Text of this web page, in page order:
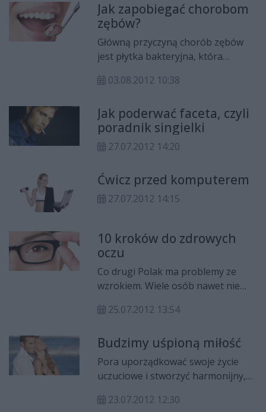
Jak zapobiegać chorobom
zębów?
Główną przyczyną chorób zębów
jest płytka bakteryjna, która
zamienia w kamień nazębny i
chorobom zębów i dziąseł, należy
dbać o ich prawidłową higienę. Oto
kilka wskazówek, dzięki którym
badaniem kontrolnym.
03.08.2012 10:38
Jak poderwać faceta, czyli
poradnik singielki
27.07.2012 14:20
Ćwicz przed komputerem
27.07.2012 14:15
10 kroków do zdrowych
oczu
Co drugi Polak ma problemy ze
wzrokiem. Wiele osób nawet nie
Pogorszenie wzroku zazwyczaj
przemęczeniem. Warto zatem
wiedzieć, że problemom ze
wzrokiem można zapobiegać. Jak?
Dowiesz się, czytając ten artykuł.
25.07.2012 13:54
Budzimy uśpioną miłość
Pora uporządkować swoje życie
uczuciowe i stworzyć harmonijny,
jest trudne! Specjaliści już wiedzą,
23.07.2012 12:30